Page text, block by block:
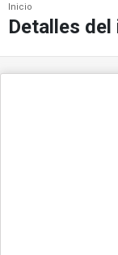
Inicio
Detalles del